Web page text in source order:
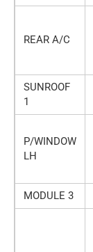
REAR A/C
SUNROOF
1
P/WINDOW
LH
MODULE 3